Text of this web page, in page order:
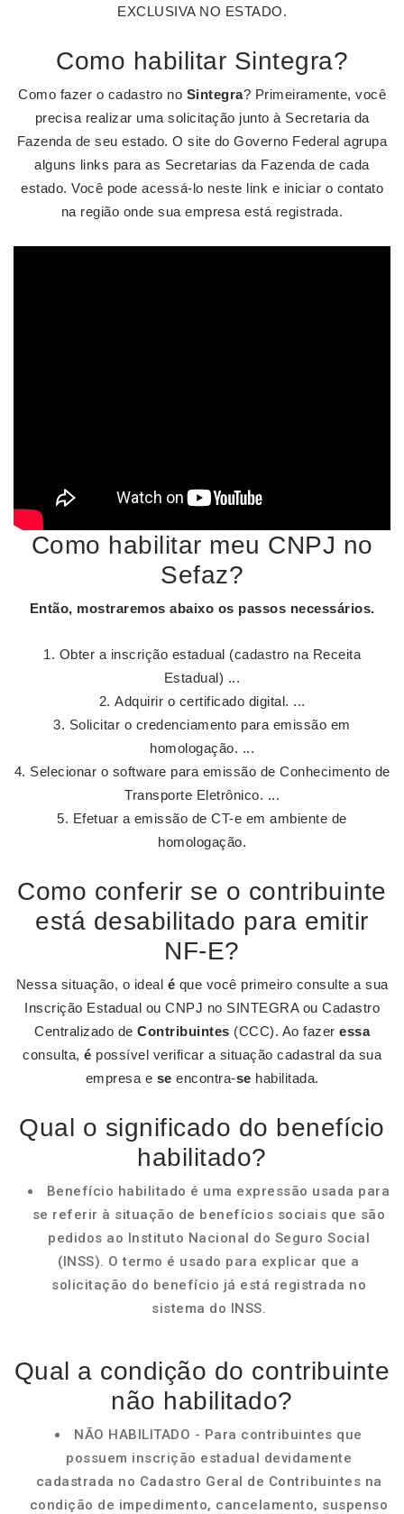
EXCLUSIVA NO ESTADO.
Como habilitar Sintegra?
Como fazer o cadastro no Sintegra? Primeiramente, você
precisa realizar uma solicitação junto à Secretaria da
Fazenda de seu estado. O site do Governo Federal agrupa
alguns links para as Secretarias da Fazenda de cada
estado. Você pode acessá-lo neste link e iniciar o contato
na região onde sua empresa está registrada.
Como habilitar meu CNPJ no
Sefaz?
Então, mostraremos abaixo os passos necessários.
Obter a inscrição estadual (cadastro na Receita
Estadual) ...
Adquirir o certificado digital. ...
Solicitar o credenciamento para emissão em
homologação. ...
Selecionar o software para emissão de Conhecimento de
Transporte Eletrônico. ...
Efetuar a emissão de CT-e em ambiente de
homologação.
Como conferir se o contribuinte
está desabilitado para emitir
NF-E?
Nessa situação, o ideal é que você primeiro consulte a sua
Inscrição Estadual ou CNPJ no SINTEGRA ou Cadastro
Centralizado de Contribuintes (CCC). Ao fazer essa
consulta, é possível verificar a situação cadastral da sua
empresa e se encontra-se habilitada.
Qual o significado do benefício
habilitado?
Benefício habilitado é uma expressão usada para
se referir à situação de benefícios sociais que são
pedidos ao Instituto Nacional do Seguro Social
(INSS). O termo é usado para explicar que a
solicitação do benefício já está registrada no
sistema do INSS.
Qual a condição do contribuinte
não habilitado?
NÃO HABILITADO - Para contribuintes que
possuem inscrição estadual devidamente
cadastrada no Cadastro Geral de Contribuintes na
condição de impedimento, cancelamento, suspenso